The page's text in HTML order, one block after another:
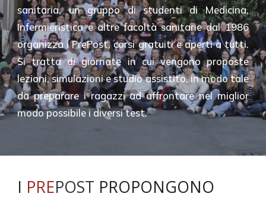
sanitaria, un gruppo di studenti di Medicina,
Infermieristica e altre facoltà sanitarie dal 1986
organizza i PrePost, corsi gratuiti e aperti a tutti.
Si tratta di giornate in cui vengono proposte
lezioni, simulazioni e studio assistito, in modo tale
da preparare i ragazzi ad affrontare nel miglior
modo possibile i diversi test.
I PREPOST PROPONGONO